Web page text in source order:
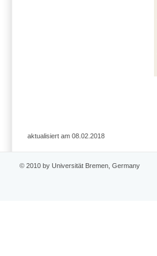
aktualisiert am 08.02.2018
© 2010 by Universität Bremen, Germany